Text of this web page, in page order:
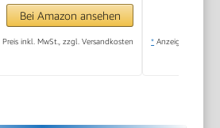
Spülmaschinengeeignet,
2000 Watt, Schwarz,
Bei Amazon ansehen
Preis inkl. MwSt., zzgl. Versandkosten * Anzeige